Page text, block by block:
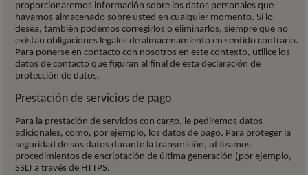
proporcionaremos información sobre los datos personales que
hayamos almacenado sobre usted en cualquier momento. Si lo
desea, también podemos corregirlos o eliminarlos, siempre que no
existan obligaciones legales de almacenamiento en sentido contrario.
Para ponerse en contacto con nosotros en este contexto, utilice los
datos de contacto que figuran al final de esta declaración de
protección de datos.
Prestación de servicios de pago
Para la prestación de servicios con cargo, le pediremos datos
adicionales, como, por ejemplo, los datos de pago. Para proteger la
seguridad de sus datos durante la transmisión, utilizamos
procedimientos de encriptación de última generación (por ejemplo,
SSL) a través de HTTPS.